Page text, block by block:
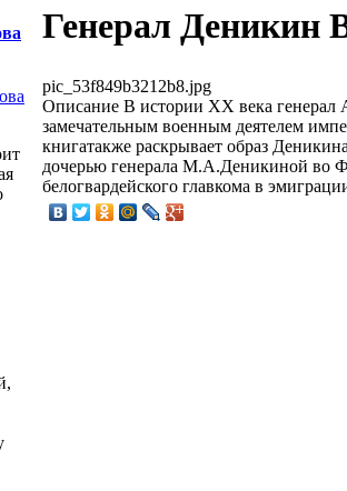
Генерал Деникин
pic_53f849b3212b8.jpg
Описание В истории XX века генерал
замечательным военным деятелем
книгатакже раскрывает образ
дочерью генерала М.А.Деникиной во
белогвардейского главкома в